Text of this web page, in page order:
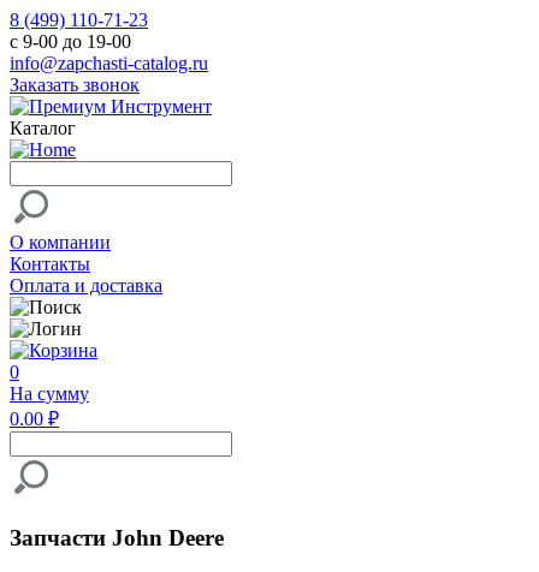
8 (499) 110-71-23
с 9-00 до 19-00
info@zapchasti-catalog.ru
Заказать звонок
Каталог
О компании
Контакты
Оплата и доставка
0
На сумму
0.00 ₽
Запчасти John Deere